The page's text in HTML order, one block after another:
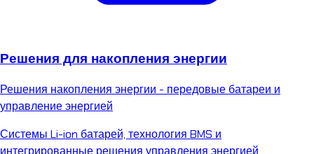
Решения для накопления энергии
Решения накопления энергии - передовые батареи и
управление энергией
Системы Li-ion батарей, технология BMS и
интегрированные решения управления энергией